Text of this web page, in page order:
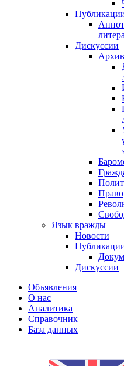
Дискуссии
Право
Язык вражды
Новости
Дискуссии
Объявления
О нас
Аналитика
Справочник
База данных